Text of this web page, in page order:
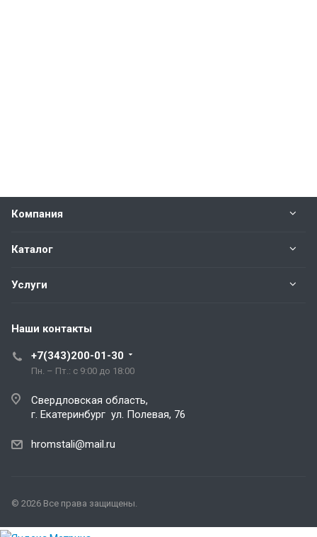
Компания
Каталог
Услуги
Наши контакты
+7(343)200-01-30
Пн. – Пт.: с 9:00 до 18:00
Свердловская область,
г. Екатеринбург ул. Полевая, 76
hromstali@mail.ru
© 2026 Все права защищены.